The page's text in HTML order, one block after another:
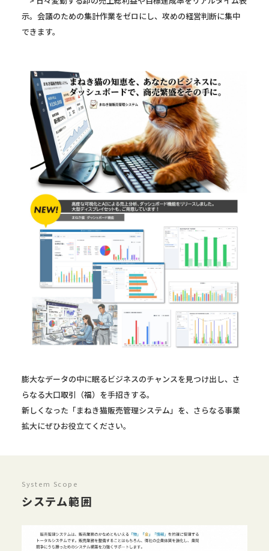
示。会議のための集計作業をゼロにし、攻めの経営判断に集中
できます。
膨大なデータの中に眠るビジネスのチャンスを見つけ出し、さ
らなる大口取引（福）を手招きする。
新しくなった「まねき猫販売管理システム」を、さらなる事業
拡大にぜひお役立てください。
システム範囲
System Scope